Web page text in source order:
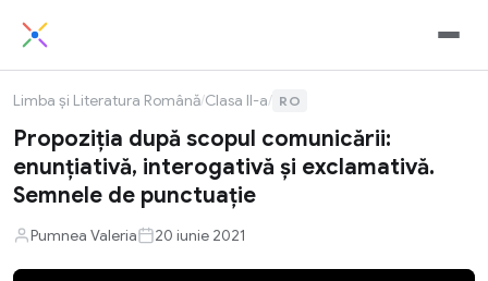
Limba și Literatura Română/Clasa II-a/ RO
Propoziția după scopul comunicării:
enunțiativă, interogativă și exclamativă.
Semnele de punctuație
Pumnea Valeria 20 iunie 2021